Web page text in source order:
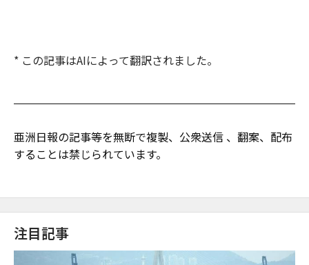
* この記事はAIによって翻訳されました。
亜洲日報の記事等を無断で複製、公衆送信 、翻案、配布
することは禁じられています。
注目記事